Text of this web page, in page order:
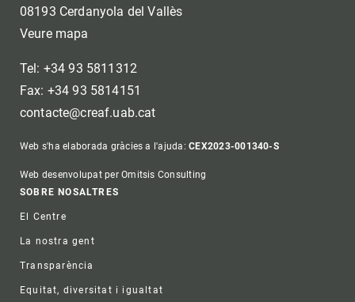
08193 Cerdanyola del Vallès
Veure mapa
Tel: +34 93 5811312
Fax: +34 93 5814151
contacte@creaf.uab.cat
Web s'ha elaborada gràcies a l'ajuda:CEX2023-001340-S
Web desenvolupat per Omitsis Consulting
Footer
SOBRE NOSALTRES
El Centre
La nostra gent
Transparència
Equitat, diversitat i igualtat